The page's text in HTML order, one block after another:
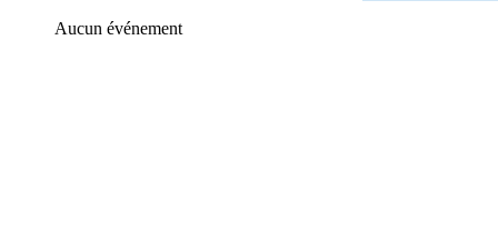
Aucun événement